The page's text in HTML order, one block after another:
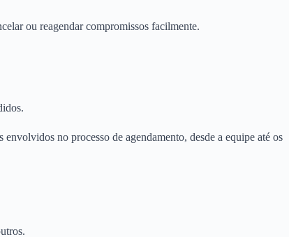
ou reagendar compromissos facilmente.
no processo de agendamento, desde a equipe até os